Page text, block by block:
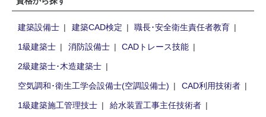
建築設備士 建築CAD検定
職長･安全衛生責任者教育
1級建築士
消防設備士
CADトレース技能
2級建築士･木造建築士
空気調和･衛生工学会設備士(空調設備士)
CAD利用技術者
1級建築施工管理技士
給水装置工事主任技術者